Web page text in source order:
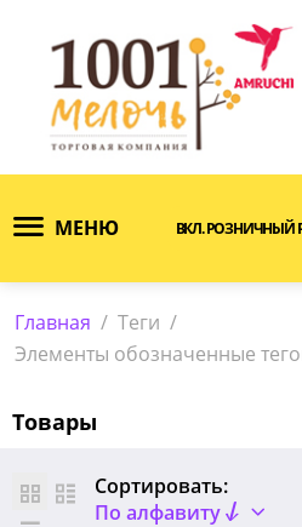
МЕНЮ ВКЛ. РОЗНИЧНЫЙ
Главная / Теги /
Элементы обозначенные
Товары
Сортировать:
По алфавиту